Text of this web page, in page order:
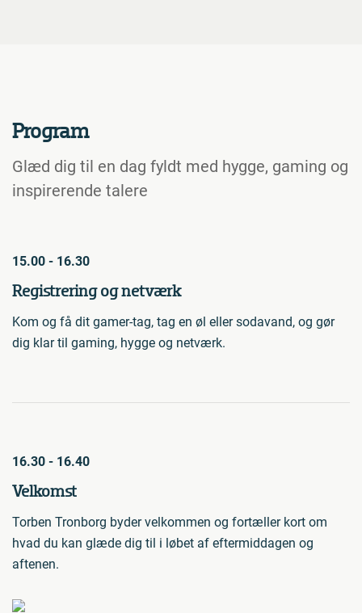
Program
Glæd dig til en dag fyldt med hygge, gaming og
inspirerende talere
15.00 - 16.30
Registrering og netværk
Kom og få dit gamer-tag, tag en øl eller sodavand, og gør
dig klar til gaming, hygge og netværk.
16.30 - 16.40
Velkomst
Torben Tronborg byder velkommen og fortæller kort om
hvad du kan glæde dig til i løbet af eftermiddagen og
aftenen.